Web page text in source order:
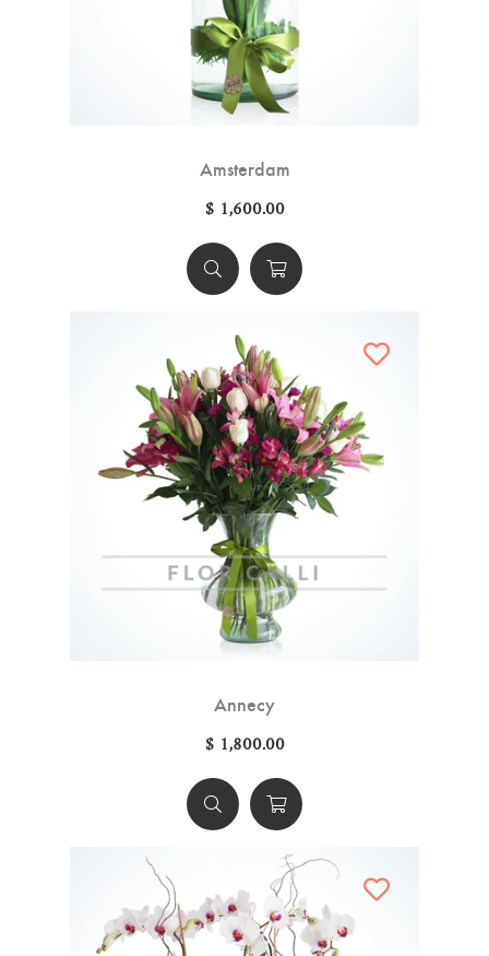
Amsterdam
$ 1,600.00
Annecy
$ 1,800.00